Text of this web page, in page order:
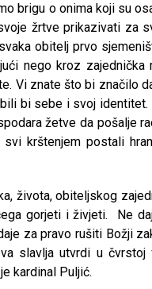
brigu o onima koji su
žrtve prikazivati za
obitelj prvo
nego kroz zajednička
Vi znate što bi značilo
bi sebe i svoj identitet.
žetve da pošalje
krštenjem postali
života, obiteljskog
gorjeti i živjeti. Ne
za pravo rušiti Božji
slavlja utvrdi u čvrstoj
kardinal Puljić.